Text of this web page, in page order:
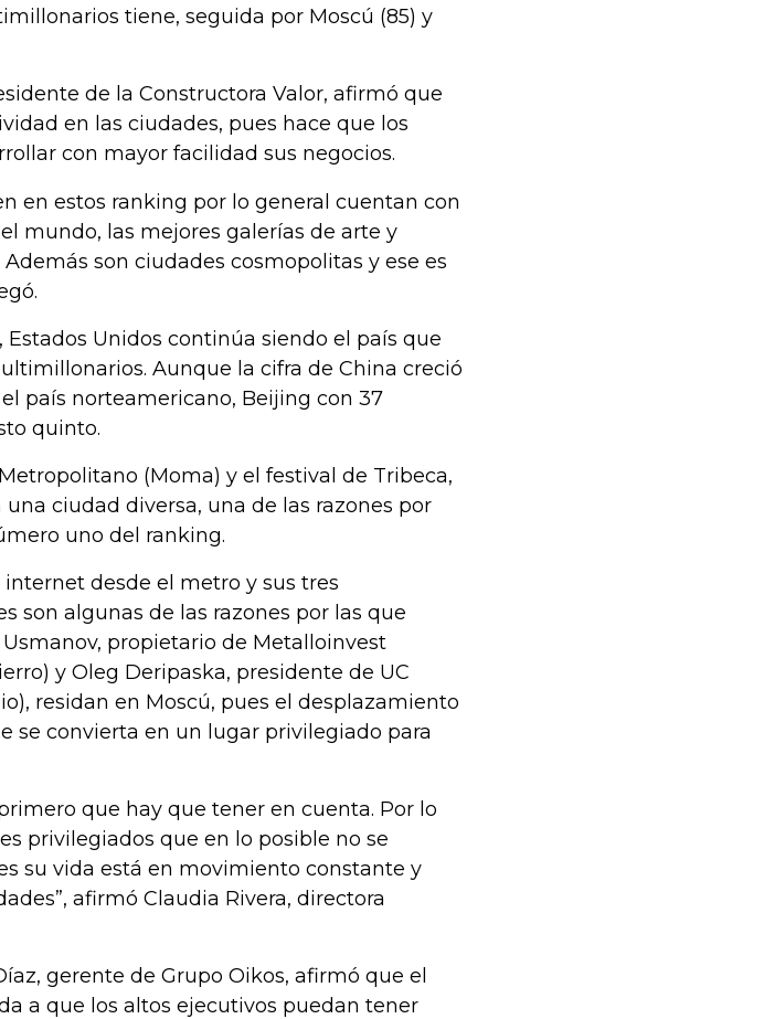
tiene, seguida por Moscú (85) y
de la Constructora Valor, afirmó que
en las ciudades, pues hace que los
con mayor facilidad sus negocios.
en estos ranking por lo general cuentan con
mundo, las mejores galerías de arte y
son ciudades cosmopolitas y ese es
Unidos continúa siendo el país que
Aunque la cifra de China creció
país norteamericano, Beijing con 37
quinto.
(Moma) y el festival de Tribeca,
una ciudad diversa, una de las razones por
uno del ranking.
desde el metro y sus tres
son algunas de las razones por las que
propietario de Metalloinvest
y Oleg Deripaska, presidente de UC
residan en Moscú, pues el desplazamiento
se convierta en un lugar privilegiado para
que hay que tener en cuenta. Por lo
privilegiados que en lo posible no se
su vida está en movimiento constante y
afirmó Claudia Rivera, directora
gerente de Grupo Oikos, afirmó que el
a que los altos ejecutivos puedan tener